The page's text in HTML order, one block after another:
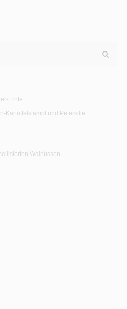
Ernte
Kartoffelstampf und Petersilie
Walnüssen